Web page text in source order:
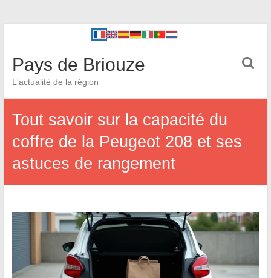
Pays de Briouze
L'actualité de la région
Tout savoir sur la capacité du
coffre de la Peugeot 208 et ses
astuces de rangement